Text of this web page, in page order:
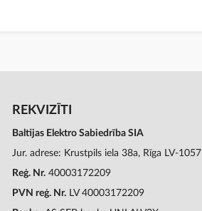
REKVIZĪTI
Baltijas Elektro Sabiedrība SIA
Jur. adrese: Krustpils iela 38a, Rīga LV-1057
Reģ. Nr. 40003172209
PVN reģ. Nr. LV 40003172209